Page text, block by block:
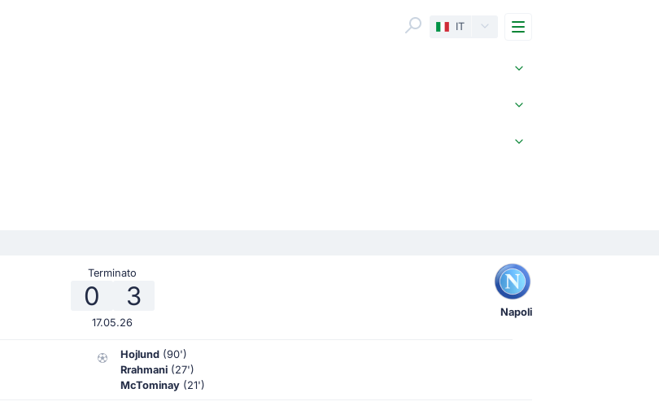
IT Menu
Terminato
0 3
17.05.26
Napoli
Hojlund (90')
Rrahmani (27')
McTominay (21')